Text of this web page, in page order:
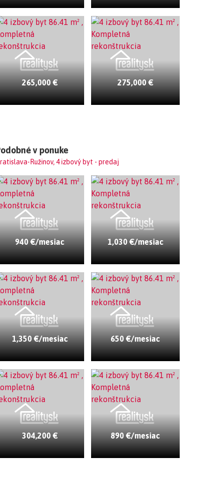
265,000 € 275,000 €
v ponuke
Ružinov, 4 izbový byt - predaj
940 €/mesiac 1,030 €/mesiac
1,350 €/mesiac 650 €/mesiac
304,200 € 890 €/mesiac